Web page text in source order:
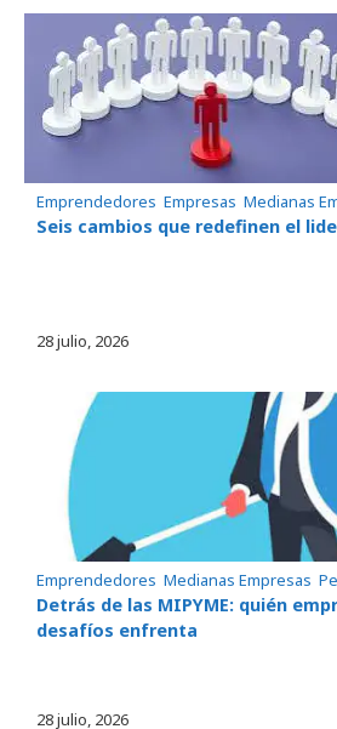
Emprendedores Empresas Medianas
Seis cambios que redefinen el
28 julio, 2026
Emprendedores Medianas Empresas
Detrás de las MIPYME: quién
desafíos enfrenta
28 julio, 2026